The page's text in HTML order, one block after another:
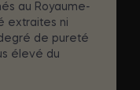
au Royaume-
extraites ni
de pureté
élevé du